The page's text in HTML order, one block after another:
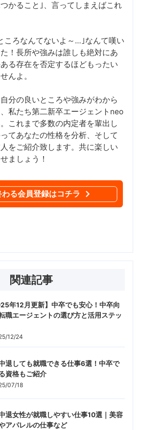
かること｣、言ってしまえばこれ
ころなんてないよ～…｣なんて嘆い
！長所や強みは誰しも絶対にあ
る存在を否定するほどもったい
んよ。
分の良いところや強みがわから
私たち第二新卒エージェントneo
これまで多数の内定者を輩出し
てあなたの性格を分析、そして
をご紹介致します。共に楽しい
ましょう！
る会員登録はコチラ
関連記事
年12月更新】中卒でも安心！中卒向
職エージェントの選び方と活用ステッ
12/24
退しても就職できる仕事6選！中卒で
資格もご紹介
07/18
退女性が就職しやすい仕事10選｜美容
アパレルの仕事など